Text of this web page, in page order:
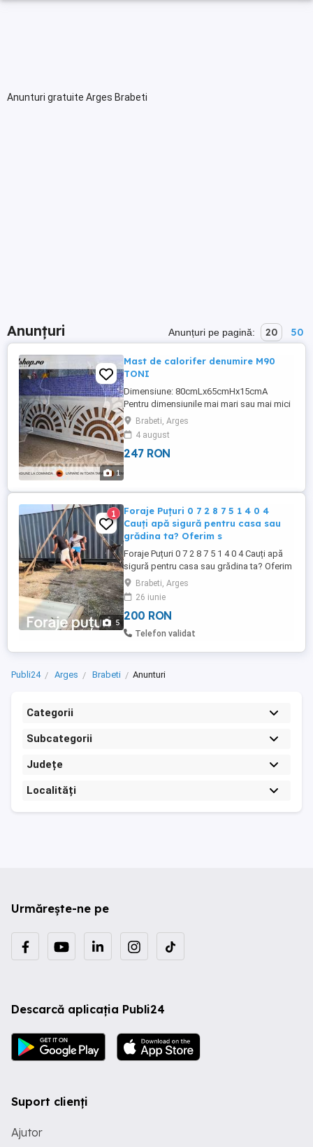
Anunturi gratuite Arges Brabeti
Anunțuri Anunțuri pe pagină: 20 50
1
Mast de calorifer denumire M90
TONI
Dimensiune: 80cmLx65cmHx15cmA
Pentru dimensiunile mai mari sau mai mici
decat cele afișate, trimiteți pe e-mail
masura exactă și vi se va comunica prețul.
Se pot realiza modele la comanda si din
sectiunea " Pereti decorativi" Mastile sunt
Brabeti, Arges
4 august
247 RON
5
1
Foraje Puțuri 0 7 2 8 7 5 1 4 0 4
Cauți apă sigură pentru casa sau
grădina ta? Oferim s
Foraje Puțuri 0 7 2 8 7 5 1 4 0 4 Cauți apă
sigură pentru casa sau grădina ta? Oferim
servicii complete de: Foraje puțuri
Denisipări Curățări și întrețineri puțuri
Lucrăm rapid, curat și cu echipamente
profesionale. Apă sigură, lucrări de
calitate și preț corect! Sună acum: ...
Brabeti, Arges
26 iunie
200 RON
Telefon validat
Publi24 Arges Brabeti Anunturi
Categorii
Subcategorii
Județe
Localități
Urmărește-ne pe
Descarcă aplicația Publi24
Suport clienți
Ajutor